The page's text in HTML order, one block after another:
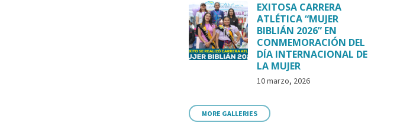
EXITOSA CARRERA
ATLÉTICA “MUJER
BIBLIÁN 2026” EN
CONMEMORACIÓN DEL
DÍA INTERNACIONAL DE
LA MUJER
10 marzo, 2026
MORE GALLERIES